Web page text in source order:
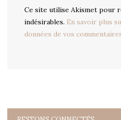
Ce site utilise Akismet pour
indésirables. En savoir plus
données de vos